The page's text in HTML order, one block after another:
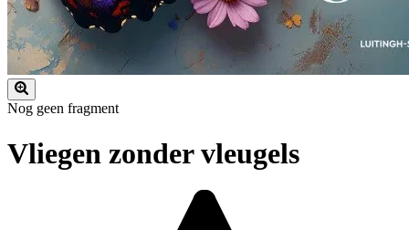
Nog geen fragment
Vliegen zonder vleugels